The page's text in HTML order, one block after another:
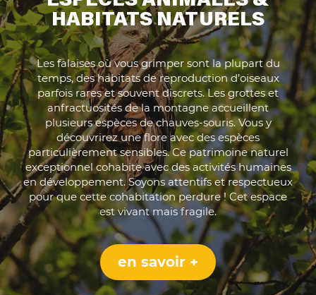
HABITATS NATURELS
Les falaises où vous grimper sont la plupart du
temps, des habitats de reproduction d’oiseaux
parfois rares et souvent discrets. Les grottes et
anfractuosités de la montagne accueillent
plusieurs espèces de chauves-souris. Vous y
découvrirez une flore avec des espèces
particulièrement sensibles. Ce patrimoine naturel
exceptionnel cohabite avec des activités humaines
en développement. Soyons attentifs et respectueux
pour que cette cohabitation perdure ! Cet espace
est vivant mais fragile.
en savoir +